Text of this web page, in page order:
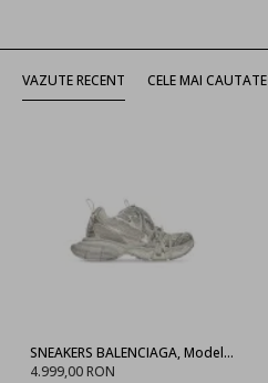
VAZUTE RECENT CELE MAI CAUTATE
SNEAKERS BALENCIAGA, Model 3XL, Alb Inchis
4.999,00 RON